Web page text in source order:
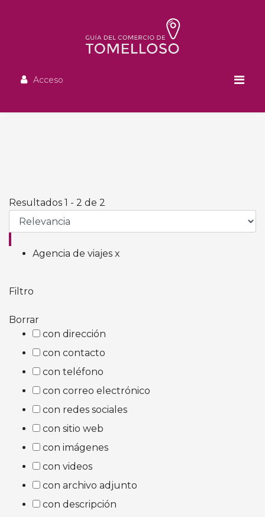
Acceso
Resultados 1 - 2 de 2
Agencia de viajes x
Filtro
Borrar
con dirección
con contacto
con teléfono
con correo electrónico
con redes sociales
con sitio web
con imágenes
con videos
con archivo adjunto
con descripción